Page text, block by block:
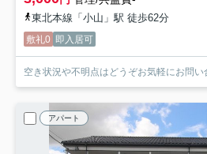
東北本線「小山」駅 徒歩62分
敷礼0 即入居可
空き状況や不明点はどうぞお気軽にお問い
アパート